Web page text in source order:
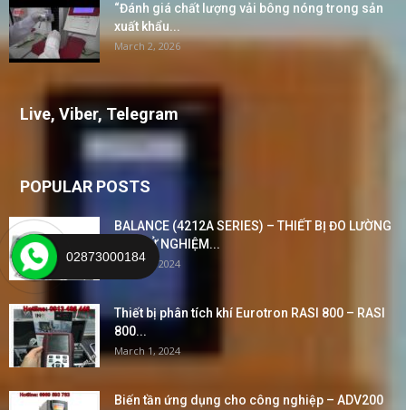
“Đánh giá chất lượng vải bông nóng trong sản
xuất khẩu...
March 2, 2026
Live, Viber, Telegram
POPULAR POSTS
BALANCE (4212A SERIES) – THIẾT BỊ ĐO LƯỜNG
VÀ THỬ NGHIỆM...
March 2, 2024
Thiết bị phân tích khí Eurotron RASI 800 – RASI
800...
March 1, 2024
Biến tần ứng dụng cho công nghiệp – ADV200
02873000184